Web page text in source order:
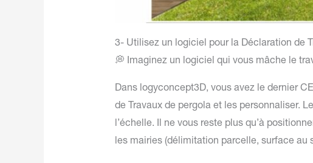
3- Utilisez un logiciel pour la Déclaration de
💭 Imaginez un logiciel qui vous mâche le
Dans logyconcept3D, vous avez le dernier
de Travaux de pergola et les personnaliser.
l’échelle. Il ne vous reste plus qu’à
les mairies (délimitation parcelle, surface au